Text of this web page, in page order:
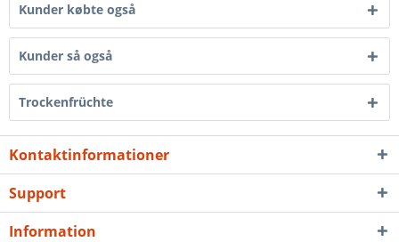
Kunder købte også
Kunder så også
Trockenfrüchte
Kontaktinformationer
Support
Information